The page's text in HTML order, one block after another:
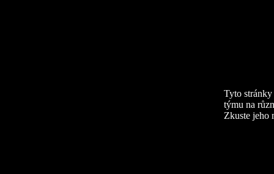
Tyto stránky
týmu na
Zkuste jeho